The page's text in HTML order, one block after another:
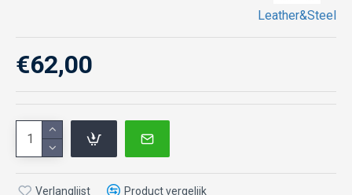
Leather&Steel
€62,00
Verlanglijst Product vergelijk